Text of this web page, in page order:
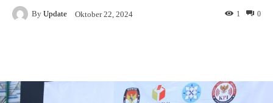
By Update Oktober 22, 2024 0
1